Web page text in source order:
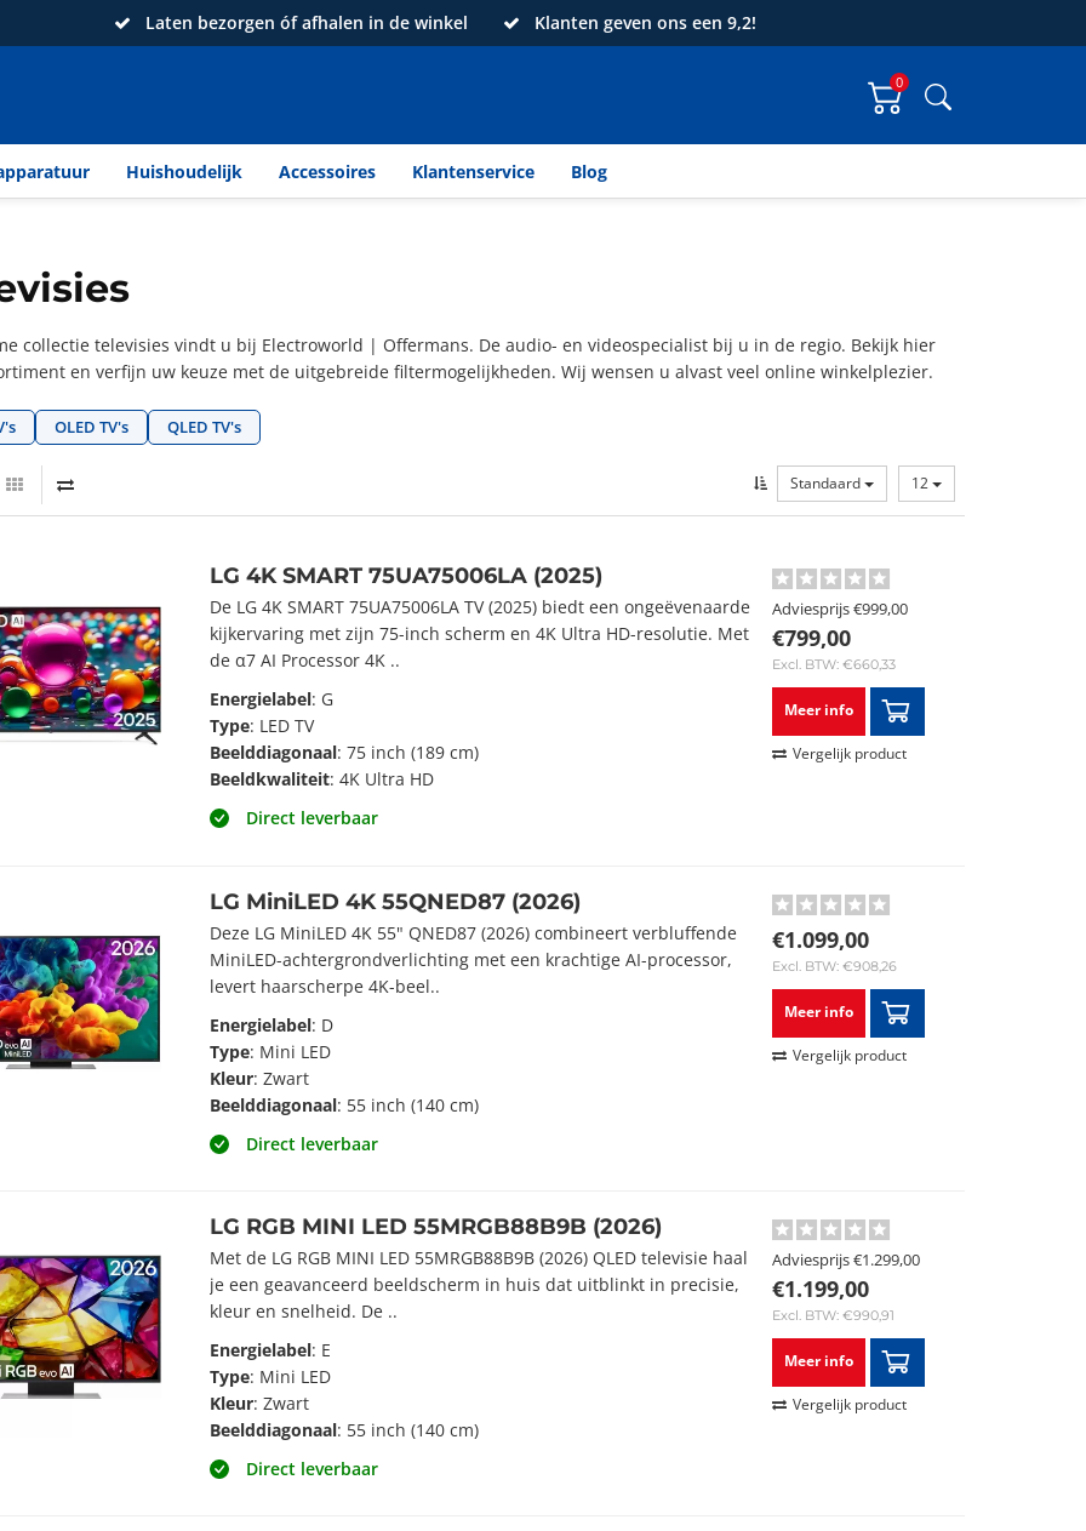
Laten bezorgen óf afhalen in de winkel Klanten geven ons een 9,2!
0
Huishoudelijk Accessoires Klantenservice Blog
collectie televisies vindt u bij Electroworld | Offermans. De audio- en videospecialist bij u in de regio. Bekijk hier
en verfijn uw keuze met de uitgebreide filtermogelijkheden. Wij wensen u alvast veel online winkelplezier.
OLED TV's QLED TV's
Standaard 12
LG 4K SMART 75UA75006LA (2025)
De LG 4K SMART 75UA75006LA TV (2025) biedt een ongeëvenaarde
kijkervaring met zijn 75-inch scherm en 4K Ultra HD-resolutie. Met
de α7 AI Processor 4K ..
Energielabel: G
Type: LED TV
Beelddiagonaal: 75 inch (189 cm)
Beeldkwaliteit: 4K Ultra HD
Direct leverbaar
Adviesprijs€999,00
€799,00
Excl. BTW: €660,33
Meer info
Vergelijk product
LG MiniLED 4K 55QNED87 (2026)
Deze LG MiniLED 4K 55" QNED87 (2026) combineert verbluffende
MiniLED-achtergrondverlichting met een krachtige AI-processor,
levert haarscherpe 4K-beel..
Energielabel: D
Type: Mini LED
Kleur: Zwart
Beelddiagonaal: 55 inch (140 cm)
Direct leverbaar
€1.099,00
Excl. BTW: €908,26
Meer info
Vergelijk product
LG RGB MINI LED 55MRGB88B9B (2026)
Met de LG RGB MINI LED 55MRGB88B9B (2026) QLED televisie haal
je een geavanceerd beeldscherm in huis dat uitblinkt in precisie,
kleur en snelheid. De ..
Energielabel: E
Type: Mini LED
Kleur: Zwart
Beelddiagonaal: 55 inch (140 cm)
Direct leverbaar
Adviesprijs€1.299,00
€1.199,00
Excl. BTW: €990,91
Meer info
Vergelijk product